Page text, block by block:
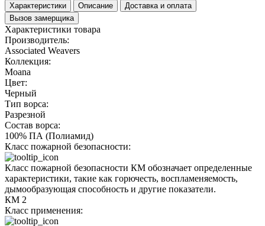
Характеристики Описание
Доставка и оплата
Вызов замерщика
Характеристики товара
Производитель:
Associated Weavers
Коллекция:
Moana
Цвет:
Черный
Тип ворса:
Разрезной
Состав ворса:
100% ПА (Полиамид)
Класс пожарной безопасности:
Класс пожарной безопасности КМ обозначает определенные
характеристики, такие как горючесть, воспламеняемость,
дымообразующая способность и другие показатели.
КМ 2
Класс применения: